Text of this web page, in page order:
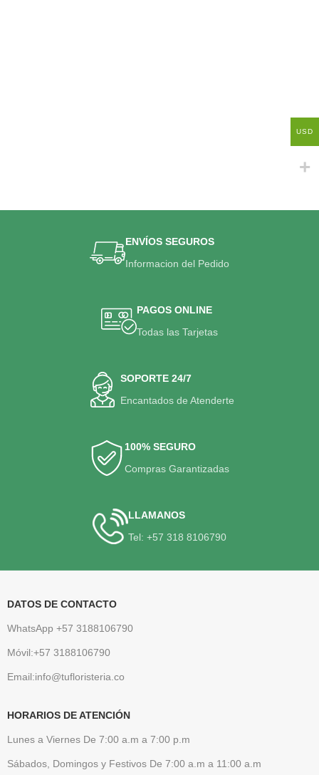
ENVÍOS SEGUROS
Informacion del Pedido
PAGOS ONLINE
Todas las Tarjetas
SOPORTE 24/7
Encantados de Atenderte
100% SEGURO
Compras Garantizadas
LLAMANOS
Tel: +57 318 8106790
DATOS DE CONTACTO
WhatsApp +57 3188106790
Móvil:+57 3188106790
Email:info@tufloristeria.co
HORARIOS DE ATENCIÓN
Lunes a Viernes De 7:00 a.m a 7:00 p.m
Sábados, Domingos y Festivos De 7:00 a.m a 11:00 a.m
USD